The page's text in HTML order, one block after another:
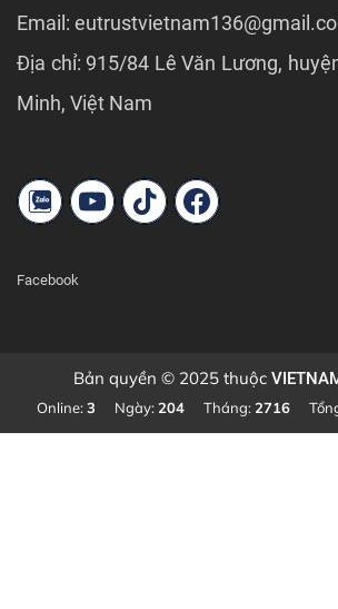
Email:
Địa chỉ: 915/84 Lê Văn Lương,
Minh, Việt Nam
Facebook
Bản quyền © 2025 thuộc
Online:3 Ngày: 204 Tháng: 2716